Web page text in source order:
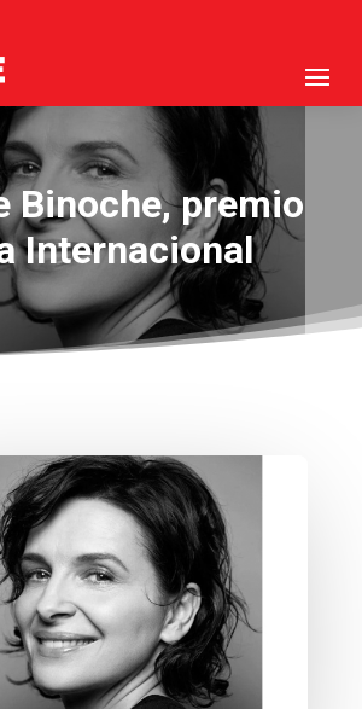
Binoche, premio
Internacional